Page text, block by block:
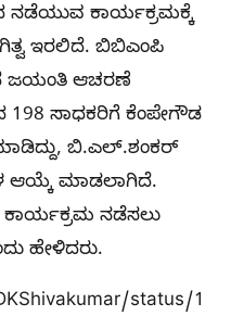
ನಡೆಯುವ ಕಾರ್ಯಕ್ರಮಕ್ಕೆ
ಇರಲಿದೆ. ಬಿಬಿಎಂಪಿ
ಜಯಂತಿ ಆಚರಣೆ‌
198 ಸಾಧಕರಿಗೆ ಕೆಂಪೇಗೌಡ
ಬಿ.ಎಲ್​.ಶಂಕರ್​
ಆಯ್ಕೆ ಮಾಡಲಾಗಿದೆ.
ಕಾರ್ಯಕ್ರಮ ನಡೆಸಲು
ಹೇಳಿದರು.
status/1